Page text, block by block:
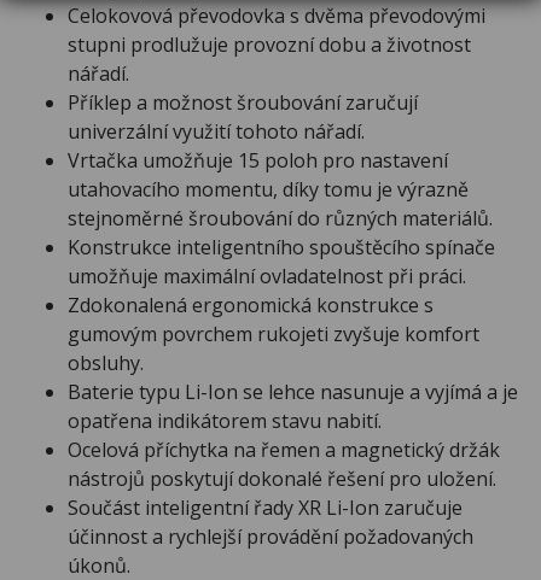
Celokovová převodovka s dvěma převodovými
stupni prodlužuje provozní dobu a životnost
nářadí.
Příklep a možnost šroubování zaručují
univerzální využití tohoto nářadí.
Vrtačka umožňuje 15 poloh pro nastavení
utahovacího momentu, díky tomu je výrazně
stejnoměrné šroubování do různých materiálů.
Konstrukce inteligentního spouštěcího spínače
umožňuje maximální ovladatelnost při práci.
Zdokonalená ergonomická konstrukce s
gumovým povrchem rukojeti zvyšuje komfort
obsluhy.
Baterie typu Li-Ion se lehce nasunuje a vyjímá a je
opatřena indikátorem stavu nabití.
Ocelová příchytka na řemen a magnetický držák
nástrojů poskytují dokonalé řešení pro uložení.
Součást inteligentní řady XR Li-Ion zaručuje
účinnost a rychlejší provádění požadovaných
úkonů.